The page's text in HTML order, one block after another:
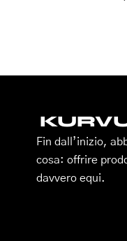
Fin dall’inizio,
cosa: offrire
davvero equi.